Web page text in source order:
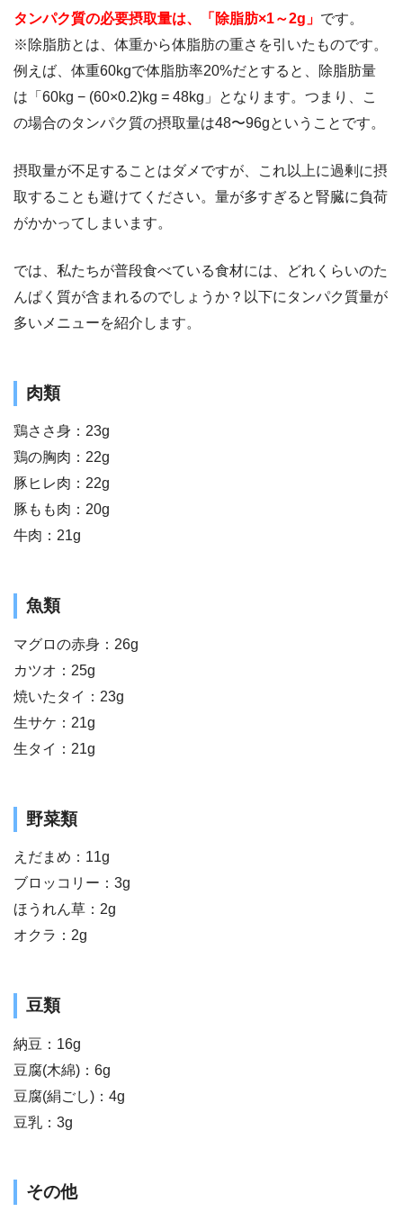
タンパク質の必要摂取量は、「除脂肪×1～2g」 です。
※除脂肪とは、体重から体脂肪の重さを引いたものです。
例えば、体重60kgで体脂肪率20%だとすると、除脂肪量
は「60kg − (60×0.2)kg = 48kg」となります。つまり、こ
の場合のタンパク質の摂取量は48〜96gということです。
摂取量が不足することはダメですが、これ以上に過剰に摂
取することも避けてください。量が多すぎると腎臓に負荷
がかかってしまいます。
では、私たちが普段食べている食材には、どれくらいのた
んぱく質が含まれるのでしょうか？以下にタンパク質量が
多いメニューを紹介します。
肉類
鶏ささ身：23g
鶏の胸肉：22g
豚ヒレ肉：22g
豚もも肉：20g
牛肉：21g
魚類
マグロの赤身：26g
カツオ：25g
焼いたタイ：23g
生サケ：21g
生タイ：21g
野菜類
えだまめ：11g
ブロッコリー：3g
ほうれん草：2g
オクラ：2g
豆類
納豆：16g
豆腐(木綿)：6g
豆腐(絹ごし)：4g
豆乳：3g
その他